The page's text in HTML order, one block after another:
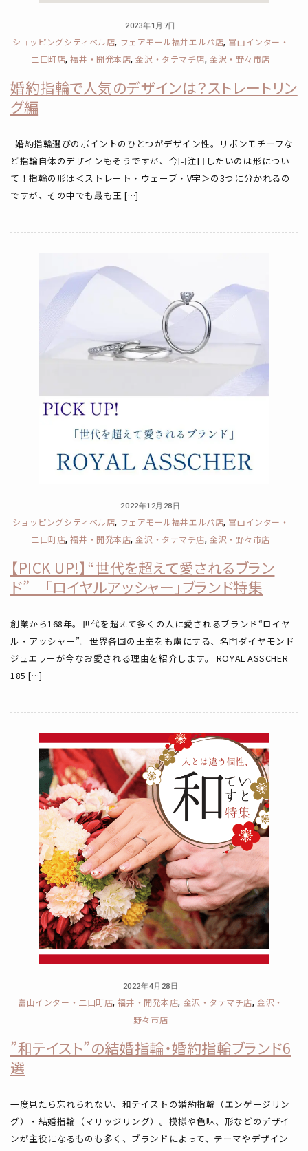
2023年1月7日
ショッピングシティベル店, フェアモール福井エルパ店, 富山インター・
二口町店,福井・開発本店,金沢・タテマチ店,金沢・野々市店
婚約指輪で人気のデザインは？ストレートリン
グ編
婚約指輪選びのポイントのひとつがデザイン性。リボンモチーフな
ど指輪自体のデザインもそうですが、今回注目したいのは形につい
て！指輪の形は＜ストレート・ウェーブ・V字＞の3つに分かれるの
ですが、その中でも最も王 […]
2022年12月28日
ショッピングシティベル店, フェアモール福井エルパ店, 富山インター・
二口町店,福井・開発本店,金沢・タテマチ店,金沢・野々市店
【PICK UP!】“世代を超えて愛されるブラン
ド” 「ロイヤルアッシャー」ブランド特集
創業から168年。世代を超えて多くの人に愛されるブランド“ロイヤ
ル・アッシャー”。世界各国の王室をも虜にする、名門ダイヤモンド
ジュエラーが今なお愛される理由を紹介します。 ROYAL ASSCHER
185 […]
2022年4月28日
富山インター・二口町店,福井・開発本店, 金沢・タテマチ店,金沢・
野々市店
”和テイスト”の結婚指輪・婚約指輪ブランド6
選
一度見たら忘れられない、和テイストの婚約指輪（エンゲージリン
グ）・結婚指輪（マリッジリング）。模様や色味、形などのデザイ
ンが主役になるものも多く、ブランドによって、テーマやデザイン